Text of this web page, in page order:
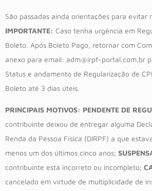
PRINCIPAIS MOTIVOS: PENDENTE DE
contribuinte deixou de entregar alguma
Renda da Pessoa Física (DIRPF) a que
menos um dos últimos cinco anos;
contribuinte está incorreto ou incompleto;
cancelado em virtude de multiplicidade de
São passadas ainda orientações para evitar
IMPORTANTE: Caso tenha urgência em
Boleto. Após Boleto Pago, retornar com
anexo para email: adm@irpf-portal.com.br
Status e andamento de Regularização de
Boleto até 3 dias úteis.